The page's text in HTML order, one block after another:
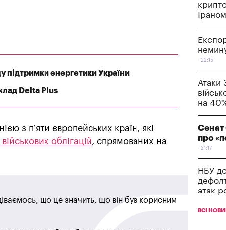
підтримки енергетики України
Delta Plus
з п’яти європейських країн, які
облігацій, спрямованих на
що це значить, що він був корисним
Іраном
22:15
Атаки
на
Сенат
про
21:17
НБУ
атак
ВСІ